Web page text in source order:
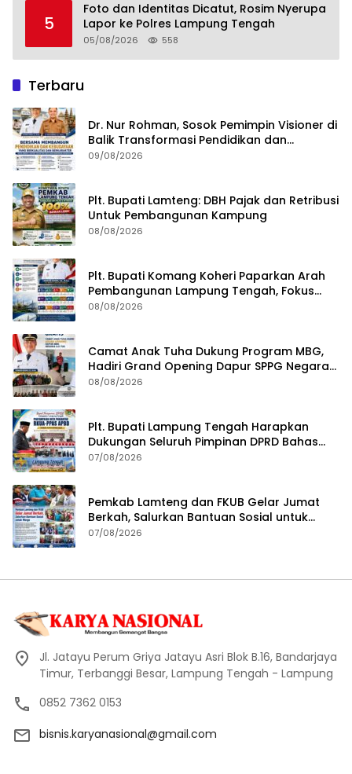
5
Foto dan Identitas Dicatut, Rosim Nyerupa
Lapor ke Polres Lampung Tengah
05/08/2026 558
Terbaru
Dr. Nur Rohman, Sosok Pemimpin Visioner di
Balik Transformasi Pendidikan dan
Kebudayaan Lampung Tengah
09/08/2026
Plt. Bupati Lamteng: DBH Pajak dan Retribusi
Untuk Pembangunan Kampung
08/08/2026
Plt. Bupati Komang Koheri Paparkan Arah
Pembangunan Lampung Tengah, Fokus
pada SDM, Ekonomi, Infrastruktur dan
08/08/2026
Camat Anak Tuha Dukung Program MBG,
Hadiri Grand Opening Dapur SPPG Negara
Aji Tua Lampung Tengah
08/08/2026
Plt. Bupati Lampung Tengah Harapkan
Dukungan Seluruh Pimpinan DPRD Bahas
RKUA-PPAS APBD Tahun 2027
07/08/2026
Pemkab Lamteng dan FKUB Gelar Jumat
Berkah, Salurkan Bantuan Sosial untuk
Warga
07/08/2026
Jl. Jatayu Perum Griya Jatayu Asri Blok B.16, Bandarjaya
Timur, Terbanggi Besar, Lampung Tengah - Lampung
0852 7362 0153
bisnis.karyanasional@gmail.com